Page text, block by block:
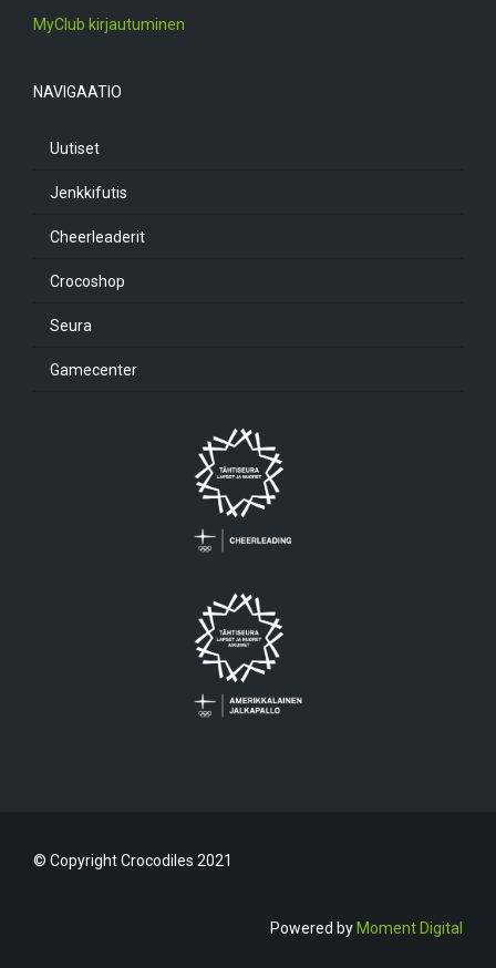
MyClub kirjautuminen
NAVIGAATIO
Uutiset
Jenkkifutis
Cheerleaderit
Crocoshop
Seura
Gamecenter
© Copyright Crocodiles 2021
Powered by Moment Digital